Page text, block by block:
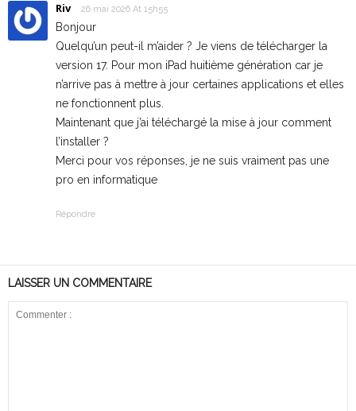
Riv 26 mai 2026 At 15h55
Bonjour
Quelqu’un peut-il m’aider ? Je viens de télécharger la
version 17. Pour mon iPad huitième génération car je
n’arrive pas à mettre à jour certaines applications et elles
ne fonctionnent plus.
Maintenant que j’ai téléchargé la mise à jour comment
l’installer ?
Merci pour vos réponses, je ne suis vraiment pas une
pro en informatique
Répondre
LAISSER UN COMMENTAIRE